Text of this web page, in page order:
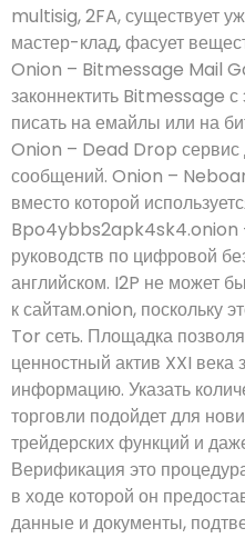
multisig, 2FA, существует
мастер-клад, фасует
Onion – Bitmessage Mail
законнектить Bitmessage
писать на емайлы или на
Onion – Dead Drop
сообщений. Onion –
вместо которой
Bpo4ybbs2apk4sk4.onion
руководств по цифровой
английском. I2P не может
к сайтам.onion, поскольку
Tor сеть. Площадка
ценностный актив XXI
информацию. Указать
торговли подойдет для
трейдерских функций и
Верификация это
в ходе которой он
данные и документы,